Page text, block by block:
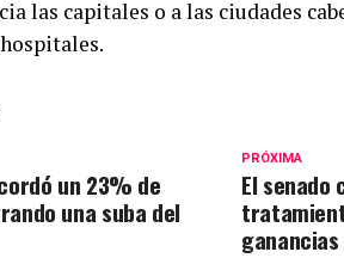
las capitales o a las ciudades
PRÓXIMA
El senado
ganancias
un 23% de
una suba del